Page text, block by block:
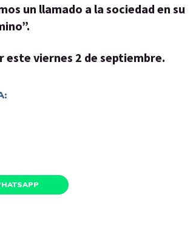
un llamado a la sociedad en su
este viernes 2 de septiembre.